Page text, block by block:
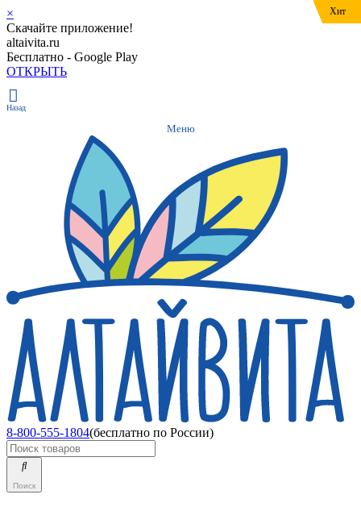
×
Скачайте приложение!
altaivita.ru
Бесплатно - Google Play
ОТКРЫТЬ
Назад
Меню
8-800-555-1804(бесплатно по России)
Поиск
Хит
Хит
Хит